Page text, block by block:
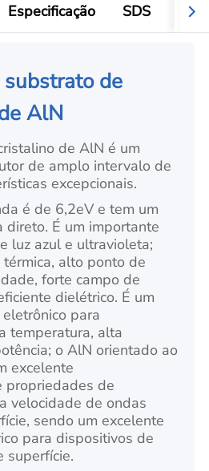
Especificação SDS
substrato de
AlN
de AlN é um
de amplo intervalo de
excepcionais.
é de 6,2eV e tem um
É um importante
luz azul e ultravioleta;
alto ponto de
forte campo de
dielétrico. É um
para
temperatura, alta
o AlN orientado ao
excelente
propriedades de
velocidade de ondas
sendo um excelente
para dispositivos de
superfície.